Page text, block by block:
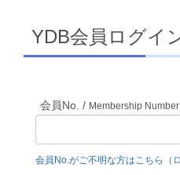
YDB会員ログイ
会員No. / Membership Number
会員No.がご不明な方はこちら（